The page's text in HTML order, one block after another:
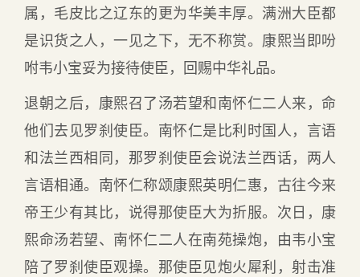
属，毛皮比之辽东的更为华美丰厚。满洲大臣都
是识货之人，一见之下，无不称赏。康熙当即吩
咐韦小宝妥为接待使臣，回赐中华礼品。
退朝之后，康熙召了汤若望和南怀仁二人来，命
他们去见罗刹使臣。南怀仁是比利时国人，言语
和法兰西相同，那罗刹使臣会说法兰西话，两人
言语相通。南怀仁称颂康熙英明仁惠，古往今来
帝王少有其比，说得那使臣大为折服。次日，康
熙命汤若望、南怀仁二人在南苑操炮，由韦小宝
陪了罗刹使臣观操。那使臣见炮火犀利，射击准